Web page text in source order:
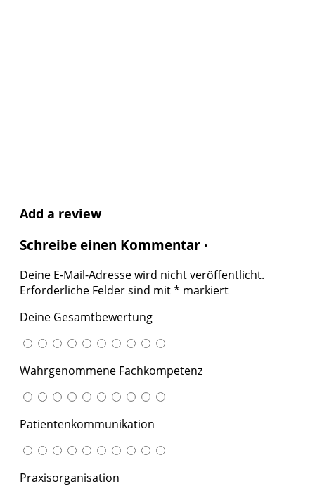
Add a review
Schreibe einen Kommentar ·
Deine E-Mail-Adresse wird nicht veröffentlicht.
Erforderliche Felder sind mit* markiert
Deine Gesamtbewertung
Wahrgenommene Fachkompetenz
Patientenkommunikation
Praxisorganisation